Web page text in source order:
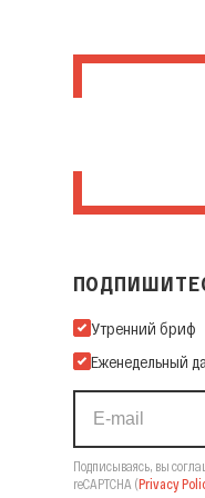
Подпишитесь на
Утренний бриф
Еженедельный
Подписываясь, вы
reCAPTCHA (Privacy